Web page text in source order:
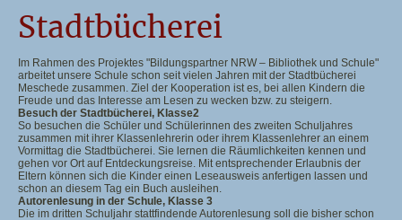
Stadtbücherei
Im Rahmen des Projektes "Bildungspartner NRW – Bibliothek und Schule"
arbeitet unsere Schule schon seit vielen Jahren mit der Stadtbücherei
Meschede zusammen. Ziel der Kooperation ist es, bei allen Kindern die
Freude und das Interesse am Lesen zu wecken bzw. zu steigern.
Besuch der Stadtbücherei, Klasse2
So besuchen die Schüler und Schülerinnen des zweiten Schuljahres
zusammen mit ihrer Klassenlehrerin oder ihrem Klassenlehrer an einem
Vormittag die Stadtbücherei. Sie lernen die Räumlichkeiten kennen und
gehen vor Ort auf Entdeckungsreise. Mit entsprechender Erlaubnis der
Eltern können sich die Kinder einen Leseausweis anfertigen lassen und
schon an diesem Tag ein Buch ausleihen.
Autorenlesung in der Schule, Klasse 3
Die im dritten Schuljahr stattfindende Autorenlesung soll die bisher schon